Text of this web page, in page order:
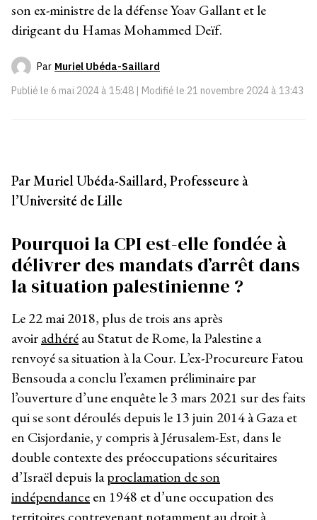
son ex-ministre de la défense Yoav Gallant et le
dirigeant du Hamas Mohammed Deïf.
Par Muriel Ubéda-Saillard
Publié le 6 mai 2024 à 15:48 | Modifié le 21 novembre 2024 à 13:43
Par Muriel Ubéda-Saillard, Professeure à
l’Université de Lille
Pourquoi la CPI est-elle fondée à
délivrer des mandats d’arrêt dans
la situation palestinienne ?
Le 22 mai 2018, plus de trois ans après
avoiradhéréau Statut de Rome, la Palestine a
renvoyé sa situation à la Cour. L’ex-Procureure Fatou
Bensouda a conclu l’examen préliminaire par
l’ouverture d’une enquête le 3 mars 2021 sur des faits
qui se sont déroulés depuis le 13 juin 2014 à Gaza et
en Cisjordanie, y compris à Jérusalem-Est, dans le
double contexte des préoccupations sécuritaires
d’Israël depuis laproclamation de son
indépendanceen 1948 et d’une occupation des